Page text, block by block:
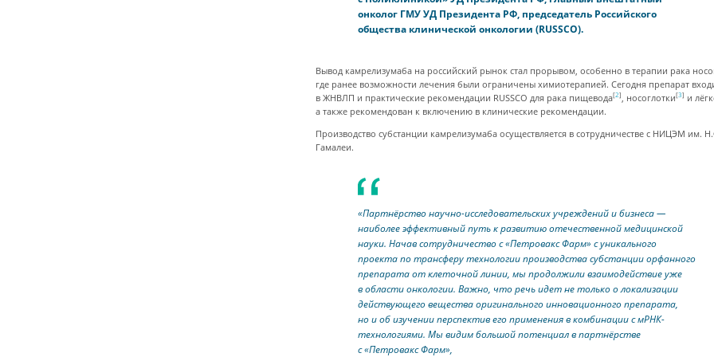
онколог ГМУ УД Президента РФ, председатель Российского
общества клинической онкологии (RUSSCO).
Вывод камрелизумаба на российский рынок стал прорывом, особенно в терапии рака
где ранее возможности лечения были ограничены химиотерапией. Сегодня препарат
в ЖНВЛП и практические рекомендации RUSSCO для рака пищевода[2], носоглотки[3] и
а также рекомендован к включению в клинические рекомендации.
Производство субстанции камрелизумаба осуществляется в сотрудничестве с НИЦЭМ им.
Гамалеи.
«Партнёрство научно-исследовательских учреждений и бизнеса —
наиболее эффективный путь к развитию отечественной медицинской
науки. Начав сотрудничество с «Петровакс Фарм» с уникального
проекта по трансферу технологии производства субстанции орфанного
препарата от клеточной линии, мы продолжили взаимодействие уже
в области онкологии. Важно, что речь идет не только о локализации
действующего вещества оригинального инновационного препарата,
но и об изучении перспектив его применения в комбинации с мРНК-
технологиями. Мы видим большой потенциал в партнёрстве
с «Петровакс Фарм»,